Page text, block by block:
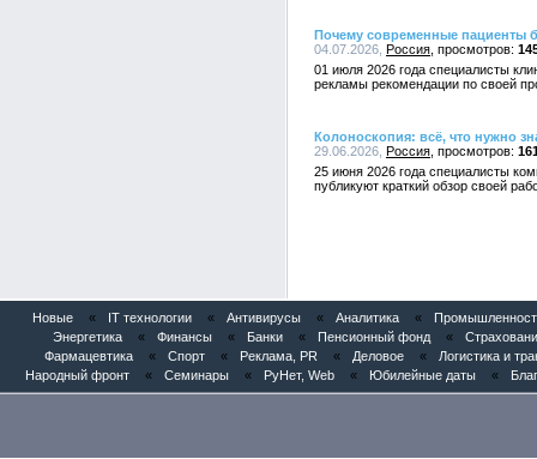
Почему современные пациенты
04.07.2026, Россия
01 июля 2026 года специалисты
рекламы рекомендации по своей
Колоноскопия: всё, что нужно
29.06.2026, Россия
25 июня 2026 года специалисты
публикуют краткий обзор своей
Новые « IT технологии « Антивирусы « Аналитика «
Энергетика
« Финансы « Банки « Пенсионный фонд «
Фармацевтика
« Спорт « Реклама, PR « Деловое «
Логистика и
Народный фронт
« Семинары « РуНет, Web « Юбилейные даты «